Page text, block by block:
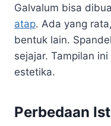
Galvalum bisa
atap. Ada yang rata,
bentuk lain.
sejajar. Tampilan
estetika.
Perbedaan